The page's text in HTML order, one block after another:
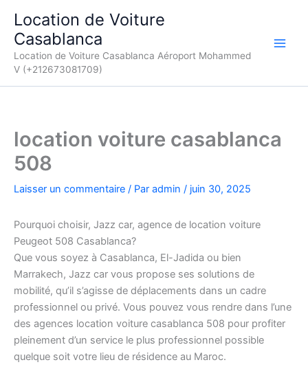
contenu
Location de Voiture
Casablanca
Location de Voiture Casablanca Aéroport Mohammed
V (+212673081709)
location voiture casablanca
508
Laisser un commentaire / Par admin / juin 30, 2025
Pourquoi choisir, Jazz car, agence de location voiture
Peugeot 508 Casablanca?
Que vous soyez à Casablanca, El-Jadida ou bien
Marrakech, Jazz car vous propose ses solutions de
mobilité, qu’il s’agisse de déplacements dans un cadre
professionnel ou privé. Vous pouvez vous rendre dans l’une
des agences location voiture casablanca 508 pour profiter
pleinement d’un service le plus professionnel possible
quelque soit votre lieu de résidence au Maroc.